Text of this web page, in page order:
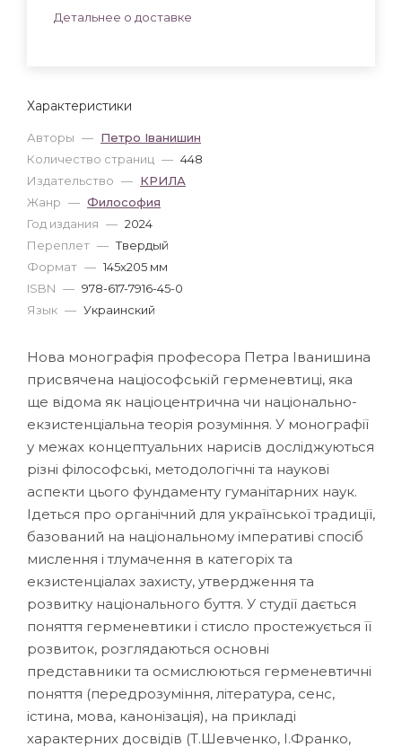
Характеристики
Авторы — Петро Іванишин
Количество страниц — 448
Издательство — КРИЛА
Жанр — Философия
Год издания — 2024
Переплет — Твердый
Формат — 145x205 мм
ISBN — 978-617-7916-45-0
Язык — Украинский
Детальнее о доставке
Нова монографія професора Петра Іванишина
присвячена націософській герменевтиці, яка
ще відома як націоцентрична чи національно-
екзистенціальна теорія розуміння. У монографії
у межах концептуальних нарисів досліджуються
різні філософські, методологічні та наукові
аспекти цього фундаменту гуманітарних наук.
Ідеться про органічний для української традиції,
базований на національному імперативі спосіб
мислення і тлумачення в категоріх та
екзистенціалах захисту, утвердження та
розвитку національного буття. У студії дається
поняття герменевтики і стисло простежується її
розвиток, розглядаються основні
представники та осмислюються герменевтичні
поняття (передрозуміння, література, сенс,
істина, мова, канонізація), на прикладі
характерних досвідів (Т.Шевченко, І.Франко,